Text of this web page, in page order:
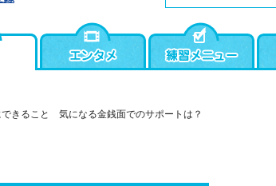
できること 気になる金銭面でのサポートは？